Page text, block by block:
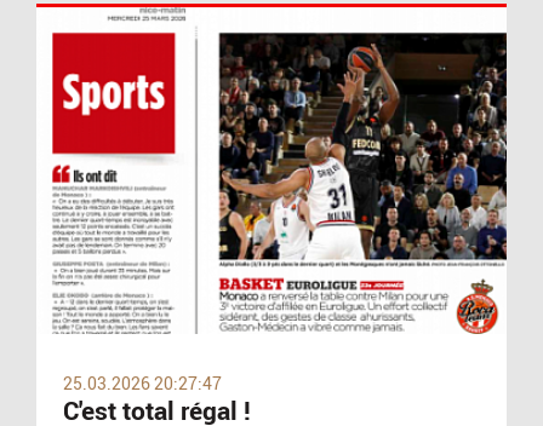
25.03.2026 20:27:47
C'est total régal !